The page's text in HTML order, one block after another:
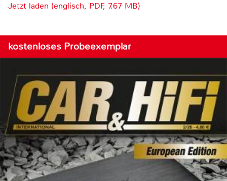
Jetzt laden (englisch, PDF, 7.67 MB)
kostenloses Probeexemplar